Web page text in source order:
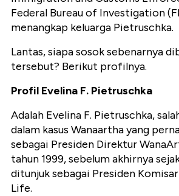
Federal Bureau of Investigation
menangkap keluarga Pietruschka.
Lantas, siapa sosok sebenarnya
tersebut? Berikut profilnya.
Profil Evelina F. Pietruschka
Adalah Evelina F. Pietruschka,
dalam kasus Wanaartha yang
sebagai Presiden Direktur
tahun 1999, sebelum akhirnya
ditunjuk sebagai Presiden
Life.